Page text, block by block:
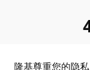
隆基尊重您的隐